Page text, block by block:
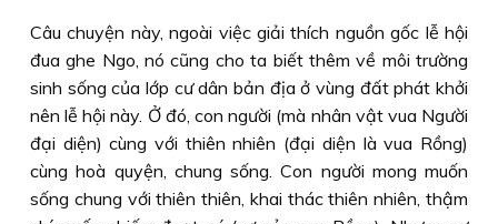
Câu chuyện này, ngoài việc giải thích nguồn gốc lễ hội
đua ghe Ngo, nó cũng cho ta biết thêm về môi trường
sinh sống của lớp cư dân bản địa ở vùng đất phát khởi
nên lễ hội này. Ở đó, con người (mà nhân vật vua Người
đại diện) cùng với thiên nhiên (đại diện là vua Rồng)
cùng hoà quyện, chung sống. Con người mong muốn
sống chung với thiên thiên, khai thác thiên nhiên, thậm